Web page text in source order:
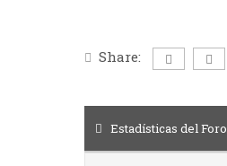
Share:
Estadísticas del Foro